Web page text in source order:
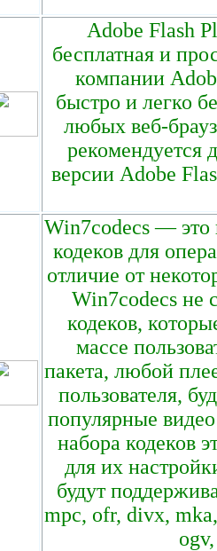
Adobe Flash
бесплатная и
компании
быстро и легко
любых веб-
рекомендуется
версии Adobe
Win7codecs — это
кодеков для
отличие от
Win7codecs не
кодеков,
массе
пакета, любой
пользователя,
популярные
набора кодеков
для их
будут
mpc, ofr, divx,